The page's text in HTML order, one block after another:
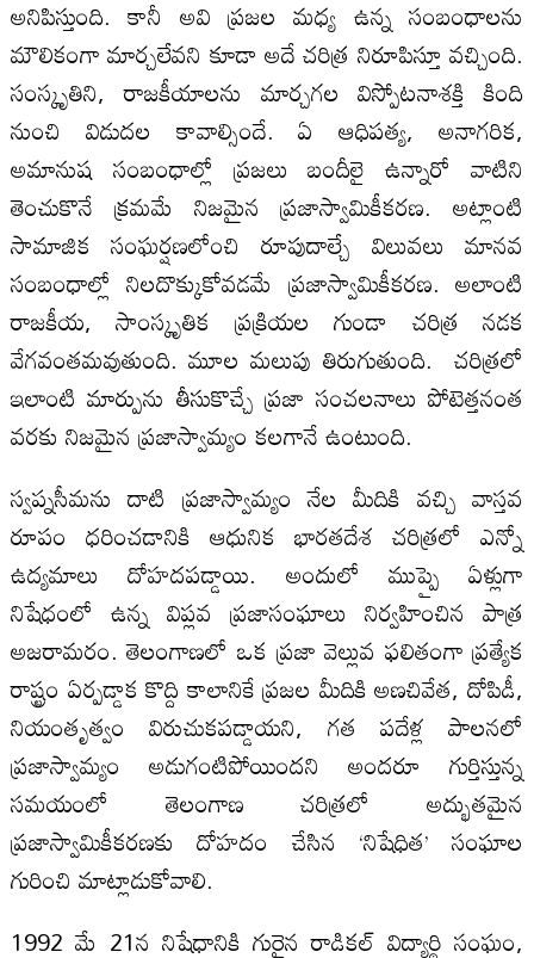
అనిపిస్తుంది. కానీ అవి ప్రజల మధ్య ఉన్న సంబంధాలను
మౌలికంగా మార్చలేవని కూడా అదే చరిత్ర నిరూపిస్తూ వచ్చింది.
సంస్కృతిని, రాజకీయాలను మార్చగల విస్పోటనాశక్తి కింది
నుంచి విడుదల కావాల్సిందే. ఏ ఆధిపత్య, అనాగరిక,
అమానుష సంబంధాల్లో ప్రజలు బందీలై ఉన్నారో వాటిని
తెంచుకొనే క్రమమే నిజమైన ప్రజాస్వామికీకరణ. అట్లాంటి
సామాజిక సంఘర్షణలోంచి రూపుదాల్చే విలువలు మానవ
సంబంధాల్లో నిలదొక్కుకోవడమే ప్రజాస్వామికీకరణ. అలాంటి
రాజకీయ, సాంస్కృతిక ప్రక్రియల గుండా చరిత్ర నడక
వేగవంతమవుతుంది. మూల మలుపు తిరుగుతుంది. చరిత్రలో
ఇలాంటి మార్పును తీసుకొచ్చే ప్రజా సంచలనాలు పోటెత్తనంత
వరకు నిజమైన ప్రజాస్వామ్యం కలగానే ఉంటుంది.
స్వప్నసీమను దాటి ప్రజాస్వామ్యం నేల మీదికి వచ్చి వాస్తవ
రూపం ధరించడానికి ఆధునిక భారతదేశ చరిత్రలో ఎన్నో
ఉద్యమాలు దోహదపడ్డాయి. అందులో ముప్పై ఏళ్లుగా
నిషేధంలో ఉన్న విప్లవ ప్రజాసంఘాలు నిర్వహించిన పాత్ర
అజరామరం. తెలంగాణలో ఒక ప్రజా వెల్లువ ఫలితంగా ప్రత్యేక
రాష్ట్రం ఏర్పడ్డాక కొద్ది కాలానికే ప్రజల మీదికి అణచివేత, దోపిడీ,
నియంతృత్వం విరుచుకపడ్డాయని, గత పదేళ్ల పాలనలో
ప్రజాస్వామ్యం అడుగంటిపోయిందని అందరూ గుర్తిస్తున్న
సమయంలో తెలంగాణ చరిత్రలో అద్భుతమైన
ప్రజాస్వామికీకరణకు దోహదం చేసిన ‘నిషేధిత’ సంఘాల
గురించి మాట్లాడుకోవాలి.
1992 మే 21న నిషేధానికి గురైన రాడికల్‌ విద్యార్థి సంఘం,